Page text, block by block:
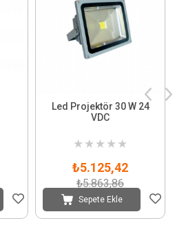
Led Projektör 30 W 24
VDC
★ ★ ★ ★ ★
₺5.125,42
₺5.863,86
Sepete Ekle